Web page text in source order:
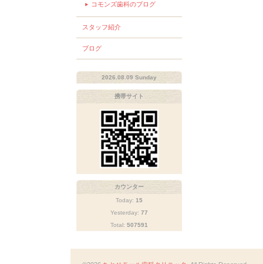
コモンズ歯科のブログ
スタッフ紹介
ブログ
2026.08.09 Sunday
携帯サイト
カウンター
Today: 15
Yesterday: 77
Total: 507591